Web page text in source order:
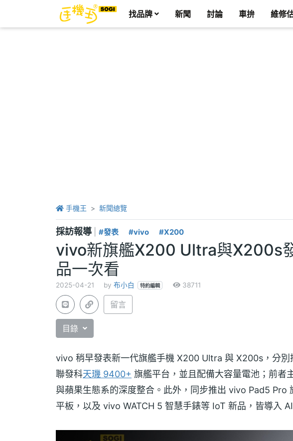
找品牌 新聞 討論 車拚 維修
手機王 新聞總覽
採訪報導 #發表 #vivo #X200
vivo新旗艦X200 Ultra與X200s
品一次看
2025-04-21 by 布小白 特約編輯 38711
留言
目錄
vivo 稍早發表新一代旗艦手機 X200 Ultra 與 X200s，分別
聯發科天璣 9400+ 旗艦平台，並且配備大容量電池；前者
與蘋果生態系的深度整合。此外，同步推出 vivo Pad5 Pro
平板，以及 vivo WATCH 5 智慧手錶等 IoT 新品，皆導入